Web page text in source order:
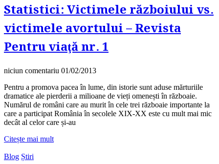
Statistici: Victimele războiului vs.
victimele avortului – Revista
Pentru viaţă nr. 1
niciun comentariu 01/02/2013
Pentru a promova pacea în lume, din istorie sunt aduse mărturiile
dramatice ale pierderii a milioane de vieți omenești în războaie.
Numărul de români care au murit în cele trei războaie importante la
care a participat România în secolele XIX-XX este cu mult mai mic
decât al celor care și-au
Citește mai mult
Blog Știri